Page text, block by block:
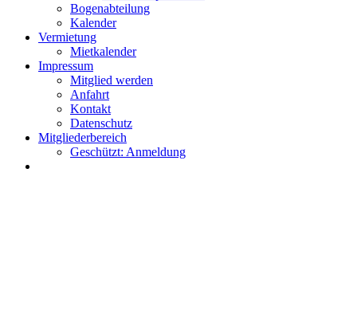
Bogenabteilung
Kalender
Vermietung
Mietkalender
Impressum
Mitglied werden
Anfahrt
Kontakt
Datenschutz
Mitgliederbereich
Geschützt: Anmeldung